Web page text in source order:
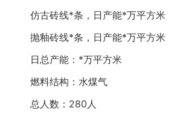
仿古砖线*条，日产能*万平方米
抛釉砖线*条，日产能*万平方米
日总产能：*万平方米
燃料结构：水煤气
总人数：280人